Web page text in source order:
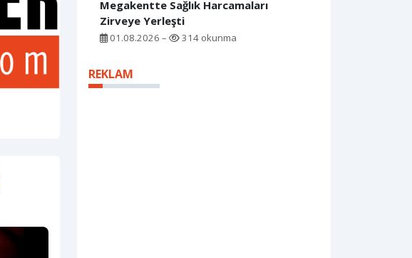
Megakentte Sağlık Harcamaları
Zirveye Yerleşti
01.08.2026 – 314 okunma
REKLAM